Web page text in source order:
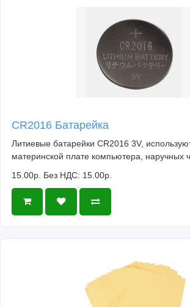
CR2016 Батарейка
Литиевые батарейки CR2016 3V,
материнской плате компьютера, наручных
15.00р. Без НДС: 15.00р.